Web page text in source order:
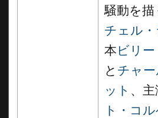
騒動を描
チェル
本 ビリ
と チャ
ット 、主
ト・コ